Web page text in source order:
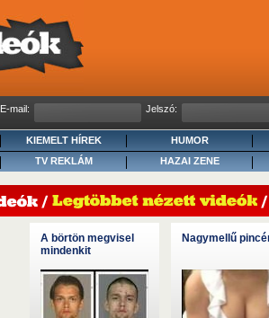
E-mail: Jelszó:
KIEMELT HÍREK
HUMOR
TV REKLÁM HAZAI ZENE
A börtön megvisel
mindenkit
Nagymellű